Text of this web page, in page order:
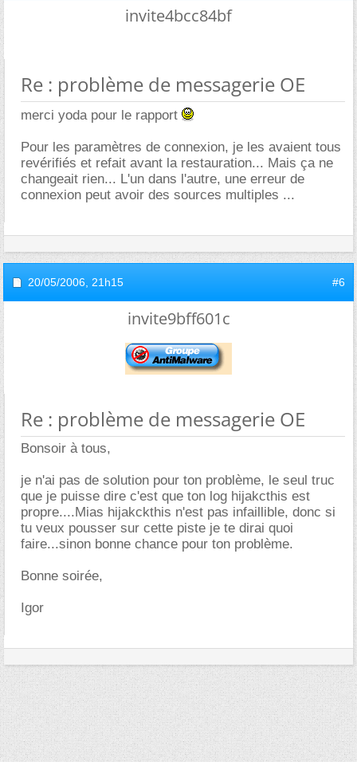
invite4bcc84bf
Re : problème de messagerie OE
merci yoda pour le rapport
Pour les paramètres de connexion, je les avaient tous
revérifiés et refait avant la restauration... Mais ça ne
changeait rien... L'un dans l'autre, une erreur de
connexion peut avoir des sources multiples ...
20/05/2006, 21h15 #6
invite9bff601c
Re : problème de messagerie OE
Bonsoir à tous,
je n'ai pas de solution pour ton problème, le seul truc
que je puisse dire c'est que ton log hijakcthis est
propre....Mias hijakckthis n'est pas infaillible, donc si
tu veux pousser sur cette piste je te dirai quoi
faire...sinon bonne chance pour ton problème.
Bonne soirée,
Igor